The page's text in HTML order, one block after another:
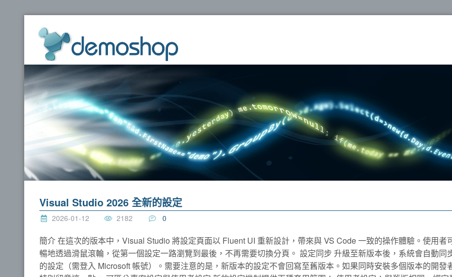
Visual Studio 2026 全新的設定
2026-01-12 2182 0
簡介 在這次的版本中，Visual Studio 將設定頁面以 Fluent UI 重新設計，帶來與 VS Code 一致的操作體驗。使用者
暢地透過滑鼠滾輪，從第一個設定一路瀏覽到最後，不再需要切換分頁。 設定同步 升級至新版本後，系統會自動同
的設定（需登入 Microsoft 帳號）。需要注意的是，新版本的設定不會回寫至舊版本。如果同時安裝多個版本的開發